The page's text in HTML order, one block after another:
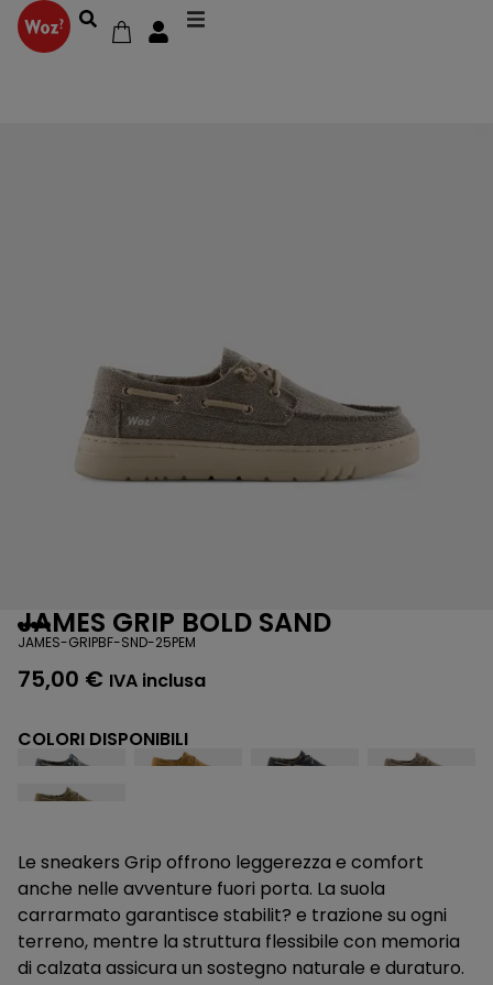
JAMES GRIP BOLD SAND
JAMES-GRIPBF-SND-25PEM
75,00 € IVA inclusa
COLORI DISPONIBILI
Le sneakers Grip offrono leggerezza e comfort
anche nelle avventure fuori porta. La suola
carrarmato garantisce stabilit? e trazione su ogni
terreno, mentre la struttura flessibile con memoria
di calzata assicura un sostegno naturale e duraturo.